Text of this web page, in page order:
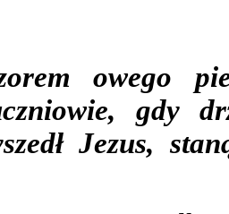
owego
gdy
Jezus,